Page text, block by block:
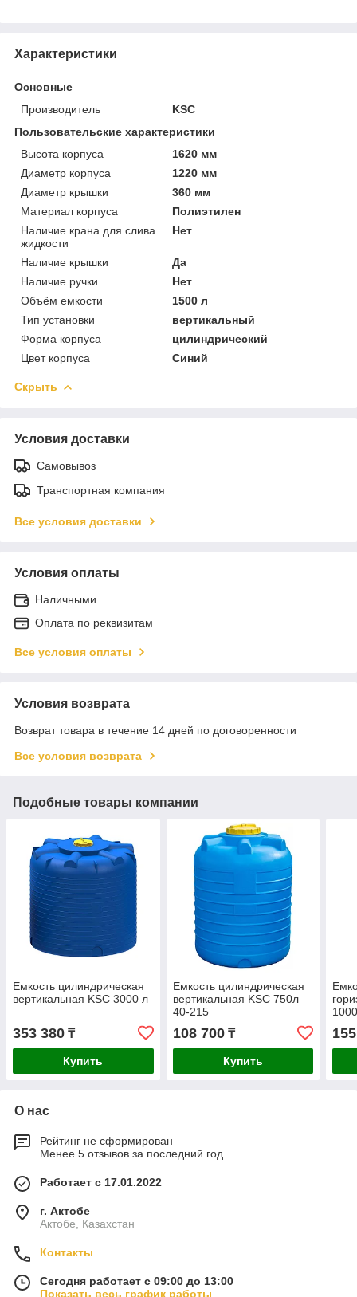
Характеристики
Основные
Производитель
KSC
Пользовательские характеристики
Высота корпуса
1620 мм
Диаметр корпуса
1220 мм
Диаметр крышки
360 мм
Материал корпуса
Полиэтилен
Наличие крана для слива
жидкости
Нет
Наличие крышки
Да
Наличие ручки
Нет
Объём емкости
1500 л
Тип установки
вертикальный
Форма корпуса
цилиндрический
Цвет корпуса
Синий
Скрыть
Условия доставки
Самовывоз
Транспортная компания
Все условия доставки
Условия оплаты
Наличными
Оплата по реквизитам
Все условия оплаты
Условия возврата
Возврат товара в течение 14 дней по договоренности
Все условия возврата
Подобные товары компании
Емкость цилиндрическая
вертикальная KSC 3000 л
353 380 ₸
Купить
Емкость цилиндрическая
вертикальная KSC 750л
40-215
108 700₸
Купить
О нас
Рейтинг не сформирован
Менее 5 отзывов за последний год
Работает с 17.01.2022
г. Актобе
Актобе, Казахстан
Контакты
Сегодня работает с 09:00 до 13:00
Показать весь график работы